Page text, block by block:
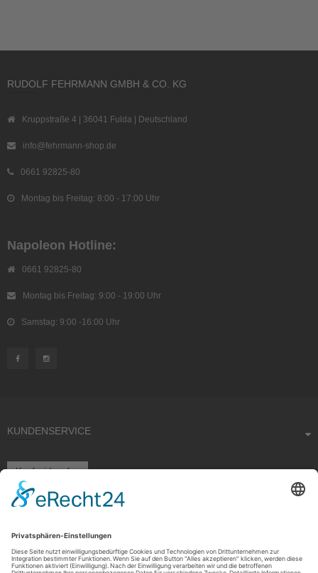
RUDOLF FEHRMANN GMBH & CO. KG
Kruppstraße 4 | 36041 Fulda | Deutschland
info@fehrmann-shop.de
0661 92825-80
Montag bis Freitag: 8:00 - 17:00 Uhr
Napoleon Hotline:
0661 92825-80
Montag bis Freitag: 9:00 - 19:00 Uhr
Samstag: 9:00 -16:00 Uhr
KUNDENSERVICE
Kauf widerrufen
RECHTLICHES
ÜBER UNS